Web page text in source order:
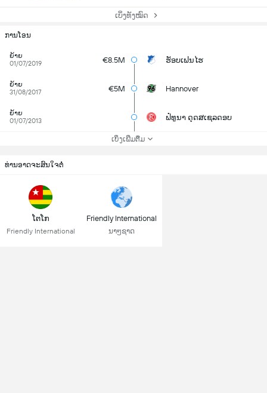
ເບິ່ງທັງໝົດ
ການໂອນ
ຍ້າຍ
01/07/2019
€8.5M ຮັອບເຟນໄຮ
ຍ້າຍ
31/08/2017
€5M Hannover
ຍ້າຍ
01/07/2013
ຟໍທູນາ ດຸດສເຊລດອບ
ເບິ່ງເພີ່ມຕື່ມ
ທ່ານອາດຈະສົນໃຈຕໍ່
ໂຕໂກ
Friendly International
Friendly International
ນາໆຊາດ